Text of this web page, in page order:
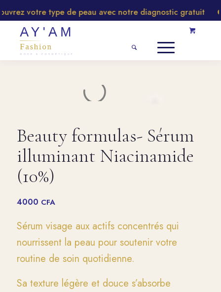
votre type de peau avec notre diagnostic gratuit
Beauty formulas- Sérum
illuminant Niacinamide
(10%)
4000 CFA
Sérum visage aux actifs concentrés qui
nourrissent la peau pour soutenir votre
routine de soin quotidienne.
Sa texture légère et douce s’absorbe